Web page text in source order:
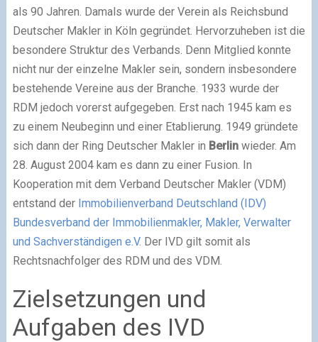
als 90 Jahren. Damals wurde der Verein als Reichsbund
Deutscher Makler in Köln gegründet. Hervorzuheben ist die
besondere Struktur des Verbands. Denn Mitglied konnte
nicht nur der einzelne Makler sein, sondern insbesondere
bestehende Vereine aus der Branche. 1933 wurde der
RDM jedoch vorerst aufgegeben. Erst nach 1945 kam es
zu einem Neubeginn und einer Etablierung. 1949 gründete
sich dann der Ring Deutscher Makler in Berlinwieder. Am
28. August 2004 kam es dann zu einer Fusion. In
Kooperation mit dem Verband Deutscher Makler (VDM)
entstand der Immobilienverband Deutschland (IDV)
Bundesverband der Immobilienmakler, Makler, Verwalter
und Sachverständigen e.V. Der IVD gilt somit als
Rechtsnachfolger des RDM und des VDM.
Zielsetzungen und
Aufgaben des IVD